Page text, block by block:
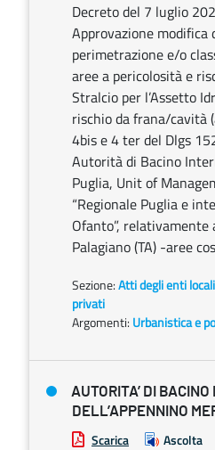
Decreto del 7 luglio
Approvazione
perimetrazione e/o
aree a pericolosità e
Stralcio per l’Assetto
rischio da frana/cavità
4bis e 4 ter del Dlgs
Autorità di Bacino
Puglia, Unit of
“Regionale Puglia e
Ofanto”, relativamente
Palagiano (TA) -aree
Sezione:Atti degli enti
privati
Argomenti: Urbanistica e
AUTORITA’ DI
DELL’APPENNINO
Scarica Ascolta